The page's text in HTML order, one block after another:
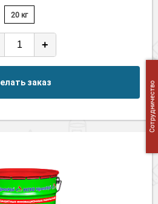
20 кг
+
заказ Сотрудничество